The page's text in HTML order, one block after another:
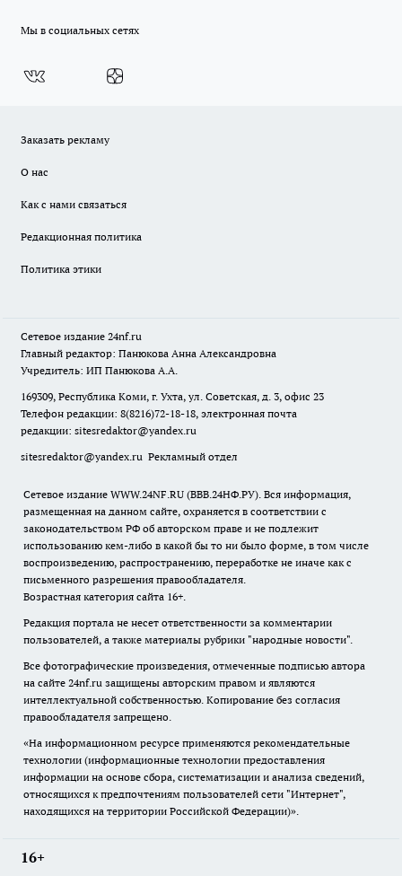
Мы в социальных сетях
Заказать рекламу
О нас
Как с нами связаться
Редакционная политика
Политика этики
Сетевое издание 24nf.ru
Главный редактор: Панюкова Анна Александровна
Учредитель: ИП Панюкова А.А.
169309, Республика Коми, г. Ухта, ул. Советская, д. 3, офис 23
Телефон редакции: 8(8216)72-18-18, электронная почта
редакции: sitesredaktor@yandex.ru
sitesredaktor@yandex.ru Рекламный отдел
Сетевое издание WWW.24NF.RU (ВВВ.24НФ.РУ). Вся информация,
размещенная на данном сайте, охраняется в соответствии с
законодательством РФ об авторском праве и не подлежит
использованию кем-либо в какой бы то ни было форме, в том числе
воспроизведению, распространению, переработке не иначе как с
письменного разрешения правообладателя.
Возрастная категория сайта 16+.
Редакция портала не несет ответственности за комментарии
пользователей, а также материалы рубрики "народные новости".
Все фотографические произведения, отмеченные подписью автора
на сайте 24nf.ru защищены авторским правом и являются
интеллектуальной собственностью. Копирование без согласия
правообладателя запрещено.
«На информационном ресурсе применяются рекомендательные
технологии (информационные технологии предоставления
информации на основе сбора, систематизации и анализа сведений,
относящихся к предпочтениям пользователей сети "Интернет",
находящихся на территории Российской Федерации)».
16+